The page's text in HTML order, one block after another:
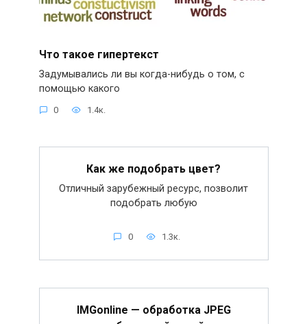
Что такое гипертекст
Задумывались ли вы когда-нибудь о том, с
помощью какого
0 1.4к.
Как же подобрать цвет?
Отличный зарубежный ресурс, позволит
подобрать любую
0 1.3к.
IMGonline — обработка JPEG